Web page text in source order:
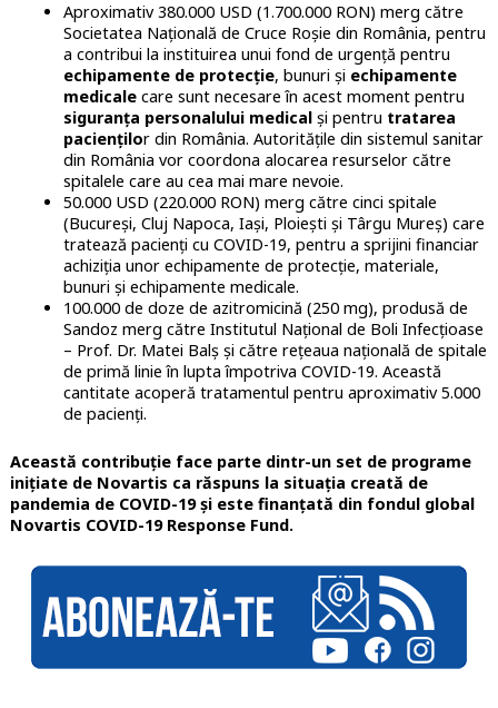
Aproximativ 380.000 USD (1.700.000 RON) merg către
Societatea Națională de Cruce Roșie din România, pentru
a contribui la instituirea unui fond de urgență pentru
echipamente de protecție, bunuri și echipamente
medicalecare sunt necesare în acest moment pentru
siguranța personalului medicalși pentru tratarea
pacienților din România. Autoritățile din sistemul sanitar
din România vor coordona alocarea resurselor către
spitalele care au cea mai mare nevoie.
50.000 USD (220.000 RON) merg către cinci spitale
(Bucureși, Cluj Napoca, Iași, Ploiești și Târgu Mureș) care
tratează pacienți cu COVID-19, pentru a sprijini financiar
achiziția unor echipamente de protecție, materiale,
bunuri și echipamente medicale.
100.000 de doze de azitromicină (250 mg), produsă de
Sandoz merg către Institutul Național de Boli Infecțioase
– Prof. Dr. Matei Balș și către rețeaua națională de spitale
de primă linie în lupta împotriva COVID-19. Această
cantitate acoperă tratamentul pentru aproximativ 5.000
de pacienți.
Această contribuție face parte dintr-un set de programe
inițiate de Novartis ca răspuns la situația creată de
pandemia de COVID-19 și este finanțată din fondul global
Novartis COVID-19 Response Fund.